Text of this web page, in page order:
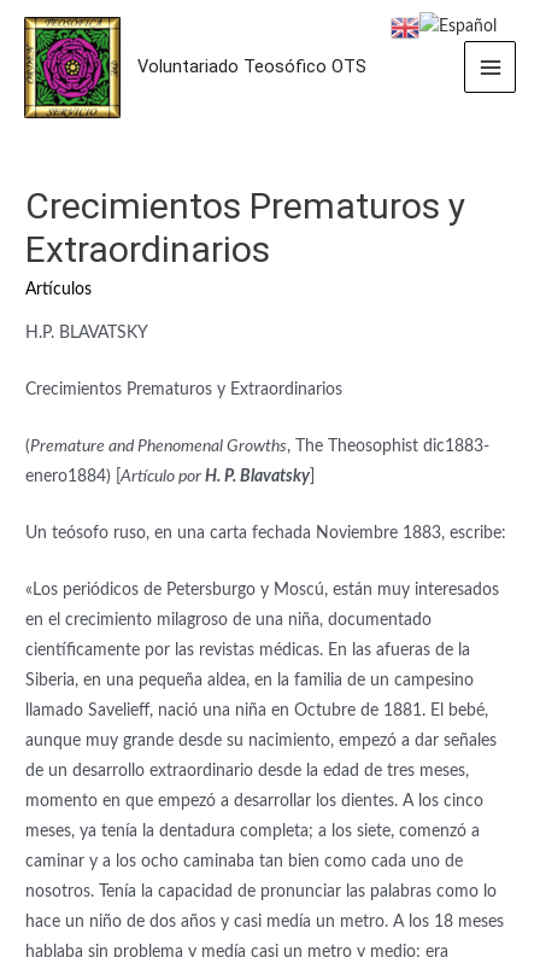
contenido
Voluntariado Teosófico OTS
Main
Crecimientos Prematuros y
Extraordinarios
Artículos
H.P. BLAVATSKY
Crecimientos Prematuros y Extraordinarios
(Premature and Phenomenal Growths, The Theosophist dic1883-
enero1884) [Artículo porH. P. Blavatsky
Un teósofo ruso, en una carta fechada Noviembre 1883, escribe:
«Los periódicos de Petersburgo y Moscú, están muy interesados
en el crecimiento milagroso de una niña, documentado
científicamente por las revistas médicas. En las afueras de la
Siberia, en una pequeña aldea, en la familia de un campesino
llamado Savelieff, nació una niña en Octubre de 1881. El bebé,
aunque muy grande desde su nacimiento, empezó a dar señales
de un desarrollo extraordinario desde la edad de tres meses,
momento en que empezó a desarrollar los dientes. A los cinco
meses, ya tenía la dentadura completa; a los siete, comenzó a
caminar y a los ocho caminaba tan bien como cada uno de
nosotros. Tenía la capacidad de pronunciar las palabras como lo
hace un niño de dos años y casi medía un metro. A los 18 meses
hablaba sin problema y medía casi un metro y medio; era